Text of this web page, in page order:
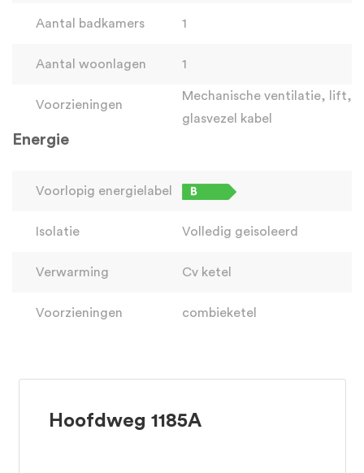
Aantal badkamers 1
Aantal woonlagen 1
Voorzieningen
Mechanische ventilatie, lift,
glasvezel kabel
Energie
Voorlopig energielabel
Isolatie Volledig geisoleerd
Verwarming Cv ketel
Voorzieningen combieketel
Hoofdweg 1185A